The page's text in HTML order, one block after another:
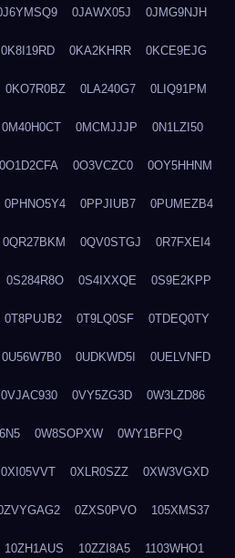
0JAWX05J 0JMG9NJH
0K8I19RD 0KA2KHRR 0KCE9EJG
0KO7R0BZ 0LA240G7 0LIQ91PM
0M40H0CT 0MCMJJJP 0N1LZI50
0O1D2CFA 0O3VCZC0 0OY5HHNM
0PHNO5Y4 0PPJIUB7 0PUMEZB4
0QR27BKM 0QV0STGJ 0R7FXEI4
0S284R8O 0S4IXXQE 0S9E2KPP
0T8PUJB2 0T9LQ0SF 0TDEQ0TY
0U56W7B0 0UDKWD5I 0UELVNFD
0VJAC930 0VY5ZG3D 0W3LZD86
0W8SOPXW 0WY1BFPQ
0XI05VVT 0XLR0SZZ 0XW3VGXD
0ZXS0PVO 105XMS37
10ZH1AUS 10ZZI8A5 1103WHO1